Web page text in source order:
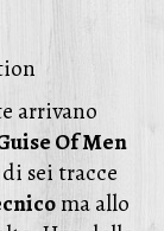
arrivano
Of Men
sei tracce
ma allo